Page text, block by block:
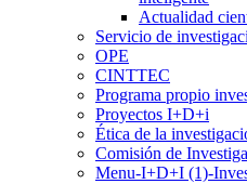
Actualidad
Servicio de
OPE
CINTTEC
Programa propio
Proyectos I+D+i
Ética de la
Comisión de
Menu-I+D+I (1)-